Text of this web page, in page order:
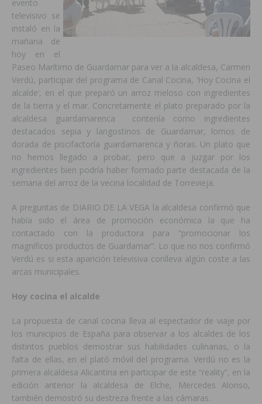
evento
televisivo se
instaló en la
mañana de
hoy en el
Paseo Marítimo de Guardamar para ver a la alcaldesa, Carmen
Verdú, participar del programa de Canal Cocina, ‘Hoy Cocina el
alcalde’, en el que preparó un arroz meloso con ingredientes
de la tierra y el mar. Concretamente el plato preparado por la
alcaldesa guardamarenca contenía como ingredientes
destacados sepia y langostinos de Guardamar, lomos de
dorada de piscifactoría guardamarenca y ñoras. Un plato que
no hemos llegado a probar, pero que a juzgar por los
ingredientes bien podría haber formado parte destacada de la
semana del arroz de la vecina localidad de Torrevieja.
A preguntas de DIARIO DE LA VEGA la alcaldesa confirmó que
había sido el área de promoción económica la que ha
contactado con la productora para “promocionar los
magníficos productos de Guardamar”. Lo que no nos confirmó
Verdú es si esta aparición televisiva conlleva algún coste a las
arcas municipales.
Hoy cocina el alcalde
La propuesta de canal cocina lleva al espectador de viaje por
los municipios de España para observar a los alcaldes de los
distintos pueblos demostrar sus habilidades culinarias, o la
falta de ellas, en el plató móvil del programa. Verdú no es la
primera alcaldesa Alicantina en participar de este “reality”, en la
edición anterior la alcaldesa de Elche, Mercedes Alonso,
también demostró su destreza frente a las cámaras.